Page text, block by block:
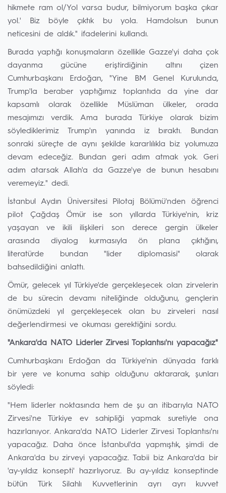
hikmete ram ol/Yol varsa budur, bilmiyorum başka çıkar
yol.' Biz böyle çıktık bu yola. Hamdolsun bunun
neticesini de aldık." ifadelerini kullandı.
Burada yaptığı konuşmaların özellikle Gazze'yi daha çok
dayanma gücüne eriştirdiğinin altını çizen
Cumhurbaşkanı Erdoğan, "Yine BM Genel Kurulunda,
Trump'la beraber yaptığımız toplantıda da yine dar
kapsamlı olarak özellikle Müslüman ülkeler, orada
mesajımızı verdik. Ama burada Türkiye olarak bizim
söylediklerimiz Trump'ın yanında iz bıraktı. Bundan
sonraki süreçte de aynı şekilde kararlılıkla biz yolumuza
devam edeceğiz. Bundan geri adım atmak yok. Geri
adım atarsak Allah'a da Gazze'ye de bunun hesabını
veremeyiz." dedi.
İstanbul Aydın Üniversitesi Pilotaj Bölümü'nden öğrenci
pilot Çağdaş Ömür ise son yıllarda Türkiye'nin, kriz
yaşayan ve ikili ilişkileri son derece gergin ülkeler
arasında diyalog kurmasıyla ön plana çıktığını,
literatürde bundan "lider diplomasisi" olarak
bahsedildiğini anlattı.
Ömür, gelecek yıl Türkiye'de gerçekleşecek olan zirvelerin
de bu sürecin devamı niteliğinde olduğunu, gençlerin
önümüzdeki yıl gerçekleşecek olan bu zirveleri nasıl
değerlendirmesi ve okuması gerektiğini sordu.
⁠"Ankara'da NATO Liderler Zirvesi Toplantısı'nı yapacağız"
Cumhurbaşkanı Erdoğan da Türkiye'nin dünyada farklı
bir yere ve konuma sahip olduğunu aktararak, şunları
söyledi:
"Hem liderler noktasında hem de şu an itibarıyla NATO
Zirvesi'ne Türkiye ev sahipliği yapmak suretiyle ona
hazırlanıyor. Ankara'da NATO Liderler Zirvesi Toplantısı'nı
yapacağız. Daha önce İstanbul'da yapmıştık, şimdi de
Ankara'da bu zirveyi yapacağız. Tabii biz Ankara'da bir
'ay-yıldız konsepti' hazırlıyoruz. Bu ay-yıldız konseptinde
bütün Türk Silahlı Kuvvetlerinin ayrı ayrı kuvvet